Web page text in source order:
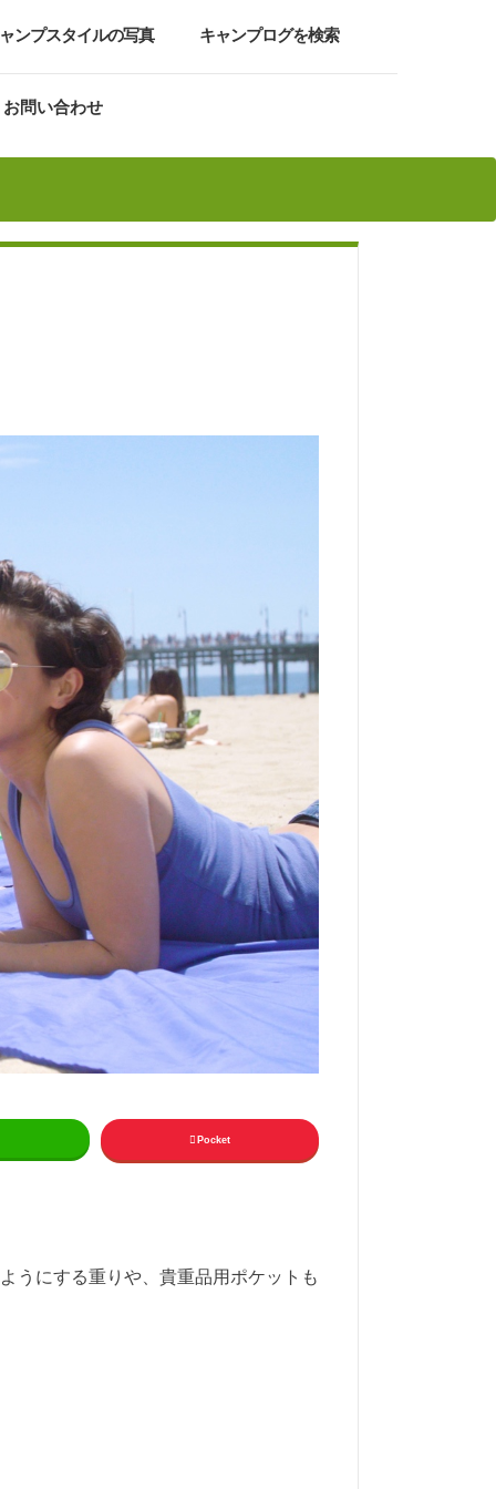
ンプスタイルの写真 キャンプログを検索
お問い合わせ
Pocket
うにする重りや、貴重品用ポケットも